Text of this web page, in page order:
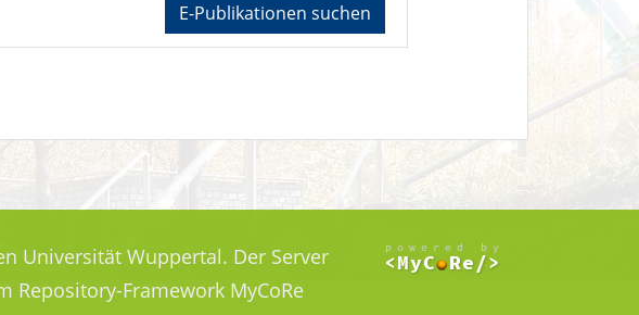
E-Publikationen suchen
Universität Wuppertal. Der Server
Framework MyCoRe